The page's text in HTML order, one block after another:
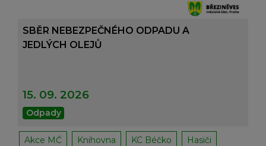
SBĚR NEBEZPEČNÉHO ODPADU A
JEDLÝCH OLEJŮ
15. 09. 2026
Odpady
Akce MČ Knihovna KC Béčko Hasiči